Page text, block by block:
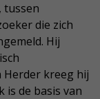
tussen
die zich
Hij
Herder kreeg hij
is de basis van